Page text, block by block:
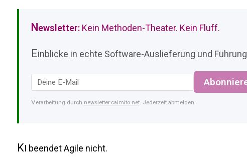
Newsletter:Kein Methoden-Theater. Kein Fluff.
Einblicke in echte Software-Auslieferung und
Verarbeitung durch newsletter.caimito.net. Jederzeit abmelden.
KI beendet Agile nicht.